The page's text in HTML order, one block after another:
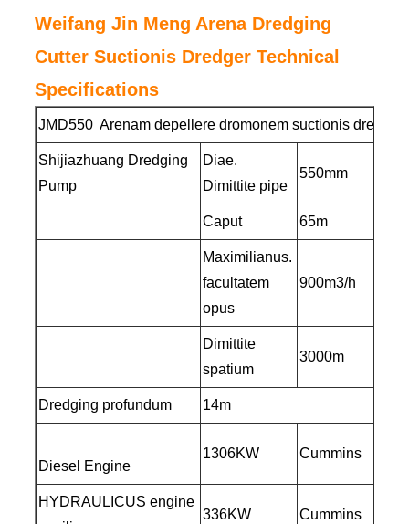
Weifang Jin Meng Arena Dredging
Cutter Suctionis Dredger Technical
Specifications
JMD550 Arenam depellere dromonem suctionis dredger
Shijiazhuang Dredging
Pump
Diae.
Dimittite pipe
550mm
Caput 65m
Maximilianus.
facultatem
opus
900m3/h
Dimittite
spatium
3000m
Dredging profundum 14m
Diesel Engine
1306KW Cummins
HYDRAULICUS engine
336KW Cummins